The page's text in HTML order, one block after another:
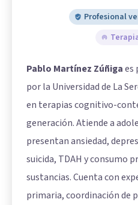
Profesional
Pablo Martínez Zúñigaes
por la Universidad de La
en terapias cognitivo-
generación. Atiende a
presentan ansiedad,
suicida, TDAH y consumo
sustancias. Cuenta con
primaria, coordinación de